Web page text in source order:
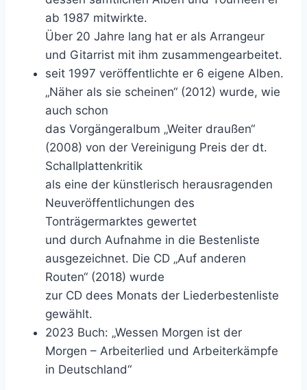
ab 1987 mitwirkte.
Über 20 Jahre lang hat er als Arrangeur
und Gitarrist mit ihm zusammengearbeitet.
seit 1997 veröffentlichte er 6 eigene Alben.
„Näher als sie scheinen“ (2012) wurde, wie
auch schon
das Vorgängeralbum „Weiter draußen“
(2008) von der Vereinigung Preis der dt.
Schallplattenkritik
als eine der künstlerisch herausragenden
Neuveröffentlichungen des
Tonträgermarktes gewertet
und durch Aufnahme in die Bestenliste
ausgezeichnet. Die CD „Auf anderen
Routen“ (2018) wurde
zur CD dees Monats der Liederbestenliste
gewählt.
2023 Buch: „Wessen Morgen ist der
Morgen – Arbeiterlied und Arbeiterkämpfe
in Deutschland“